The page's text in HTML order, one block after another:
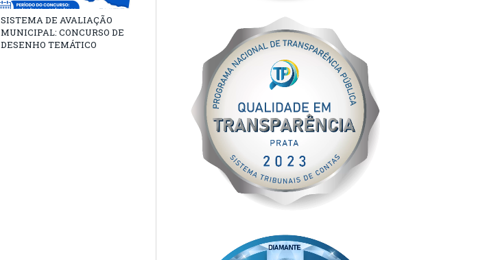
SISTEMA DE AVALIAÇÃO
MUNICIPAL: CONCURSO DE
DESENHO TEMÁTICO